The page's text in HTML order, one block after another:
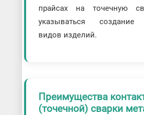
прайсах на точечную
указываться создание
видов изделий.
Преимущества
(точечной) сварки